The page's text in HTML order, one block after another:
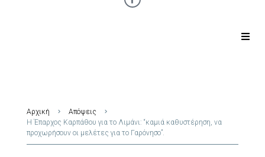
Αρχική
Απόψεις
Η Έπαρχος Καρπάθου για το Λιμάνι: “καμιά καθυστέρηση, να
προχωρήσουν οι μελέτες για το Γαρόνησο”.